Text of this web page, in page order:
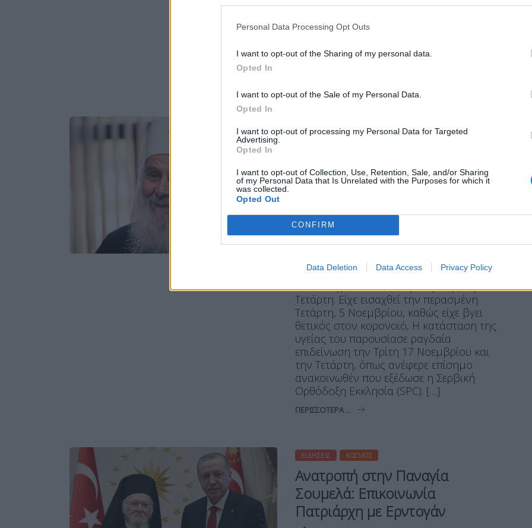
Personal Data Processing Opt Outs
I want to opt-out of the Sharing of my personal data.
Opted In
I want to opt-out of the Sale of my Personal Data.
Opted In
I want to opt-out of processing my Personal Data for Targeted
Advertising.
Opted In
I want to opt-out of Collection, Use, Retention, Sale, and/or Sharing
of my Personal Data that Is Unrelated with the Purposes for which it
was collected.
Opted Out
CONFIRM
Data Deletion Data Access Privacy Policy
προσδοκία της να τον συναντήσει
σύντομα στην Αθήνα. Ο Οικουμενικός
Πατριάρχης την ευχαρίστησε για τις ευχές
της και ανέφερε ότι προσβλέπει στην
προσεχή συνάντησή τους.
Η Συντακτική ομάδα του Libre
Ο Πατριάρχης των Σέρβων Ειρηναίος,
νοσηλευόταν με κοροναϊό σε νοσοκομείο
του Βελιγραδίου από την περασμένη
Τετάρτη. Είχε εισαχθεί την περασμένη
Τετάρτη, 5 Νοεμβρίου, καθώς είχε βγει
θετικός στον κορονοϊό, Η κατάσταση της
υγείας του παρουσίασε ραγδαία
επιδείνωση την Τρίτη 17 Νοεμβρίου και
την Τετάρτη, όπως ανέφερε επίσημο
ανακοινωθέν που εξέδωσε η Σερβική
Ορθόδοξη Εκκλησία (SPC). […]
ΠΕΡΙΣΣΌΤΕΡΑ ...
ΕΙΔΉΣΕΙΣ ΚΌΣΜΟΣ
Ανατροπή στην Παναγία
Σουμελά: Επικοινωνία
Πατριάρχη με Ερντογάν